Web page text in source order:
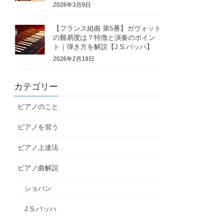
2026年3月9日
【フランス組曲 第5番】ガヴォット
の難易度は？特徴と演奏のポイン
ト｜弾き方を解説【J.S.バッハ】
2026年2月19日
カテゴリー
ピアノのこと
ピアノを習う
ピアノ上達法
ピアノ曲解説
ショパン
J.S.バッハ